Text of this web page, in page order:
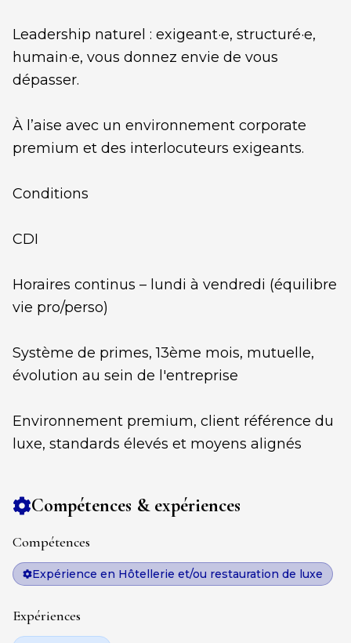
Leadership naturel : exigeant·e, structuré·e,
humain·e, vous donnez envie de vous
dépasser.
À l’aise avec un environnement corporate
premium et des interlocuteurs exigeants.
Conditions
CDI
Horaires continus – lundi à vendredi (équilibre
vie pro/perso)
Système de primes, 13ème mois, mutuelle,
évolution au sein de l'entreprise
Environnement premium, client référence du
luxe, standards élevés et moyens alignés
Compétences & expériences
Compétences
Expérience en Hôtellerie et/ou restauration de luxe
Expériences